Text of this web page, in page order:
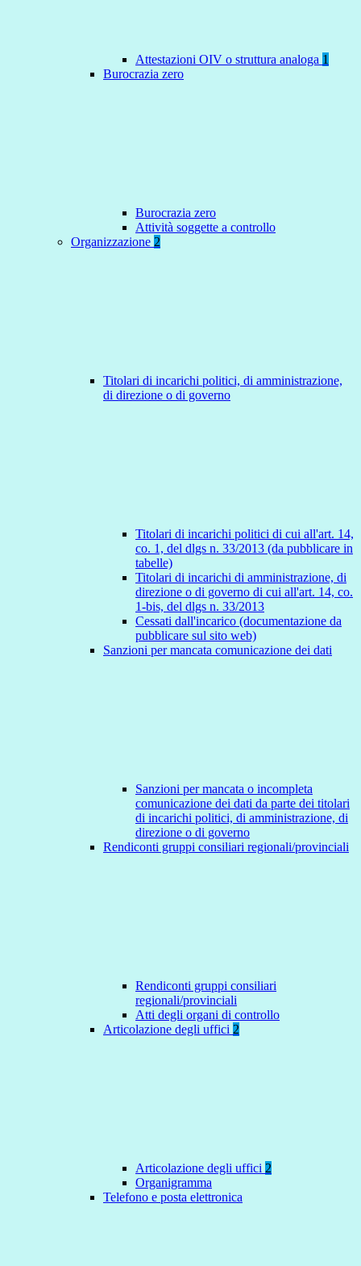
Attestazioni OIV o struttura analoga 1
Burocrazia zero
Burocrazia zero
Attività soggette a controllo
Organizzazione 2
Titolari di incarichi politici, di amministrazione,
di direzione o di governo
Titolari di incarichi politici di cui all'art. 14,
co. 1, del dlgs n. 33/2013 (da pubblicare in
tabelle)
Titolari di incarichi di amministrazione, di
direzione o di governo di cui all'art. 14, co.
1-bis, del dlgs n. 33/2013
Cessati dall'incarico (documentazione da
pubblicare sul sito web)
Sanzioni per mancata comunicazione dei dati
Sanzioni per mancata o incompleta
comunicazione dei dati da parte dei titolari
di incarichi politici, di amministrazione, di
direzione o di governo
Rendiconti gruppi consiliari regionali/provinciali
Rendiconti gruppi consiliari
regionali/provinciali
Atti degli organi di controllo
Articolazione degli uffici 2
Articolazione degli uffici 2
Organigramma
Telefono e posta elettronica